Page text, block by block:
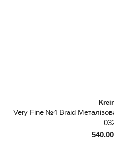
Very Fine №4 Braid